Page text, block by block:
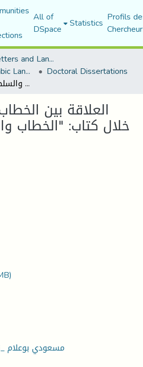
All of
DSpace Statistics Profils
Faculty of Letters and Languages
Department of Arabic Language and Literature Doctoral Dissertations
العلاقة بين الخطاب والسلطة من خلال كتاب: "الخطاب والسلطة" لتوين فان دايك
العلاقة بين
خلال كتاب: "الخطاب
مسعودي بوعلام